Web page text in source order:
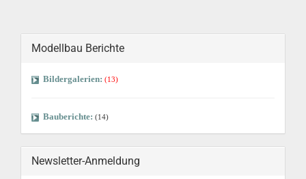
Modellbau Berichte
Bildergalerien: (13)
Bauberichte: (14)
Newsletter-Anmeldung